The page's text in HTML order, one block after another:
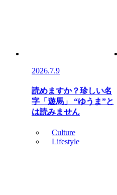
2026.7.9
読めますか？珍しい名
字「遊馬」 “ゆうま”と
は読みません
Culture
Lifestyle